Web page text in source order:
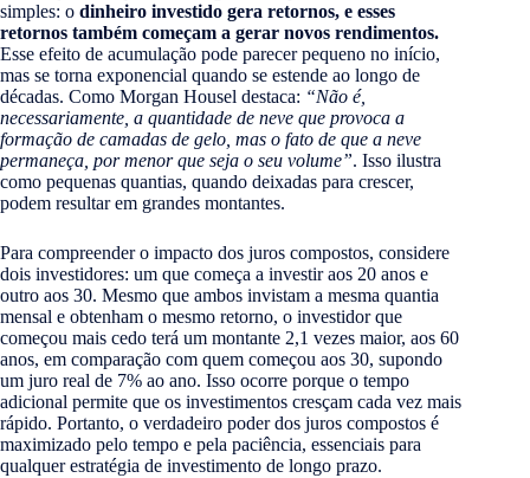
simples: o dinheiro investido gera retornos, e esses
retornos também começam a gerar novos rendimentos.
Esse efeito de acumulação pode parecer pequeno no início,
mas se torna exponencial quando se estende ao longo de
décadas. Como Morgan Housel destaca: “Não é,
necessariamente, a quantidade de neve que provoca a
formação de camadas de gelo, mas o fato de que a neve
permaneça, por menor que seja o seu volume”​. Isso ilustra
como pequenas quantias, quando deixadas para crescer,
podem resultar em grandes montantes.
Para compreender o impacto dos juros compostos, considere
dois investidores: um que começa a investir aos 20 anos e
outro aos 30. Mesmo que ambos invistam a mesma quantia
mensal e obtenham o mesmo retorno, o investidor que
começou mais cedo terá um montante 2,1 vezes maior, aos 60
anos, em comparação com quem começou aos 30, supondo
um juro real de 7% ao ano. Isso ocorre porque o tempo
adicional permite que os investimentos cresçam cada vez mais
rápido. Portanto, o verdadeiro poder dos juros compostos é
maximizado pelo tempo e pela paciência, essenciais para
qualquer estratégia de investimento de longo prazo.